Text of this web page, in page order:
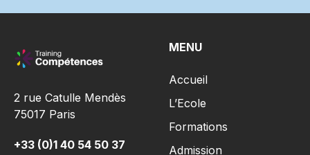
2 rue Catulle Mendès
75017 Paris
+33 (0)1 40 54 50 37
MENU
Accueil
L’Ecole
Formations
Admission